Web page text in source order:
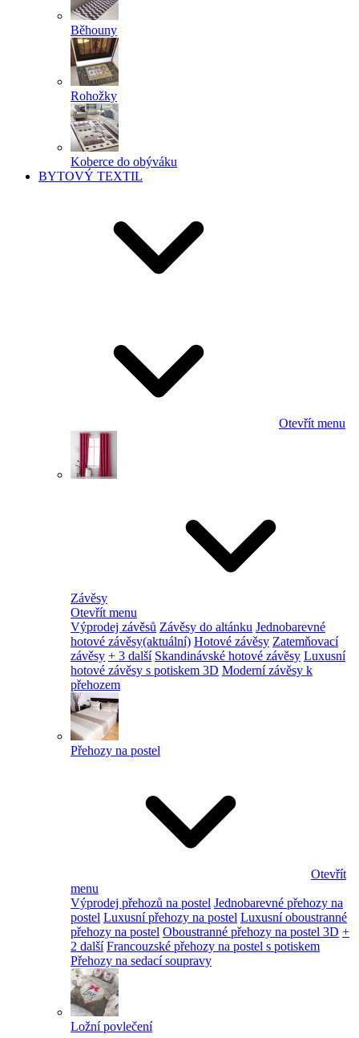
Běhouny
Rohožky
Koberce do obýváku
BYTOVÝ TEXTIL
Otevřít menu
Závěsy
Otevřít menu
Výprodej závěsů Závěsy do altánku Jednobarevné
hotové závěsy(aktuální) Hotové závěsy Zatemňovací
závěsy + 3 další Skandinávské hotové závěsy Luxusní
hotové závěsy s potiskem 3D Moderní závěsy k
přehozem
Přehozy na postel
Otevřít
menu
Výprodej přehozů na postel Jednobarevné přehozy na
postel Luxusní přehozy na postel Luxusní oboustranné
přehozy na postel Oboustranné přehozy na postel 3D +
2 další Francouzské přehozy na postel s potiskem
Přehozy na sedací soupravy
Ložní povlečení